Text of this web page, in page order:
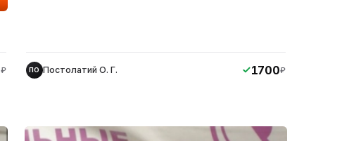
₽ ПО Постолатий О. Г. 1700₽